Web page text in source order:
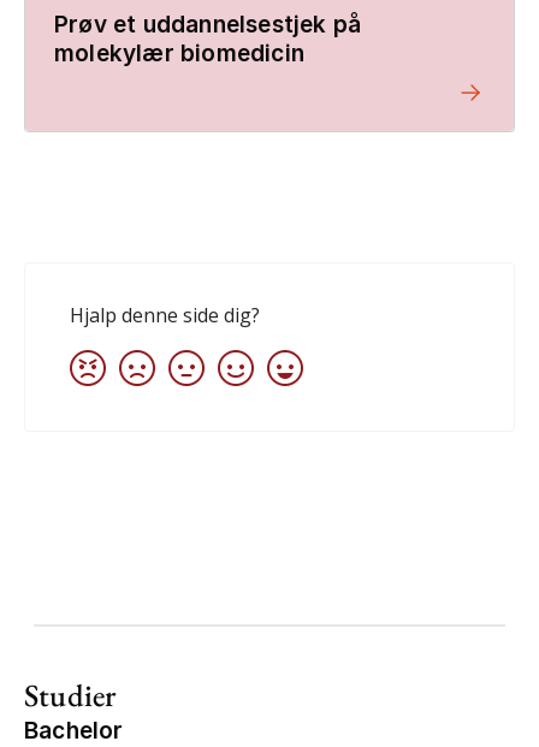
Prøv et uddannelsestjek på
molekylær biomedicin
Studier
Bachelor